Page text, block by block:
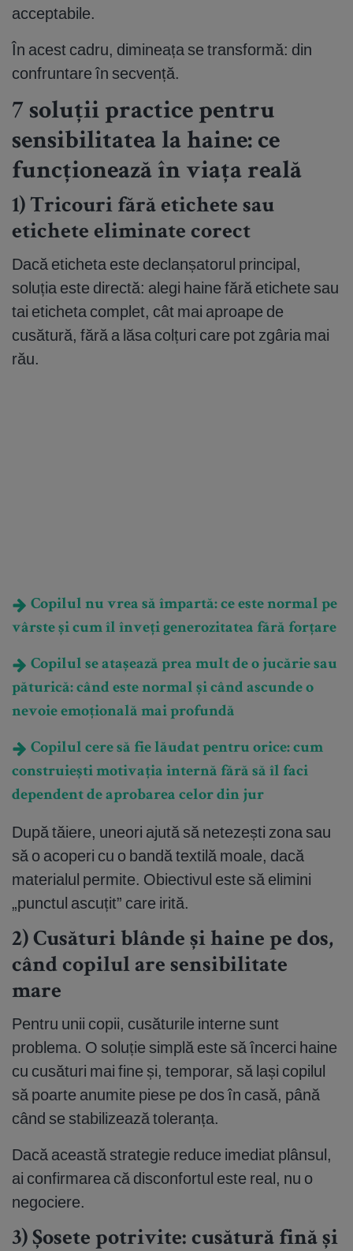
acceptabile.
În acest cadru, dimineața se transformă: din
confruntare în secvență.
7 soluții practice pentru
sensibilitatea la haine: ce
funcționează în viața reală
1) Tricouri fără etichete sau
etichete eliminate corect
Dacă eticheta este declanșatorul principal,
soluția este directă: alegi haine fără etichete sau
tai eticheta complet, cât mai aproape de
cusătură, fără a lăsa colțuri care pot zgâria mai
rău.
Copilul nu vrea să împartă: ce este normal pe
vârste și cum îl înveți generozitatea fără forțare
Copilul se atașează prea mult de o jucărie sau
păturică: când este normal și când ascunde o
nevoie emoțională mai profundă
Copilul cere să fie lăudat pentru orice: cum
construiești motivația internă fără să îl faci
dependent de aprobarea celor din jur
După tăiere, uneori ajută să netezești zona sau
să o acoperi cu o bandă textilă moale, dacă
materialul permite. Obiectivul este să elimini
„punctul ascuțit” care irită.
2) Cusături blânde și haine pe dos,
când copilul are sensibilitate
mare
Pentru unii copii, cusăturile interne sunt
problema. O soluție simplă este să încerci haine
cu cusături mai fine și, temporar, să lași copilul
să poarte anumite piese pe dos în casă, până
când se stabilizează toleranța.
Dacă această strategie reduce imediat plânsul,
ai confirmarea că disconfortul este real, nu o
negociere.
3) Șosete potrivite: cusătură fină și